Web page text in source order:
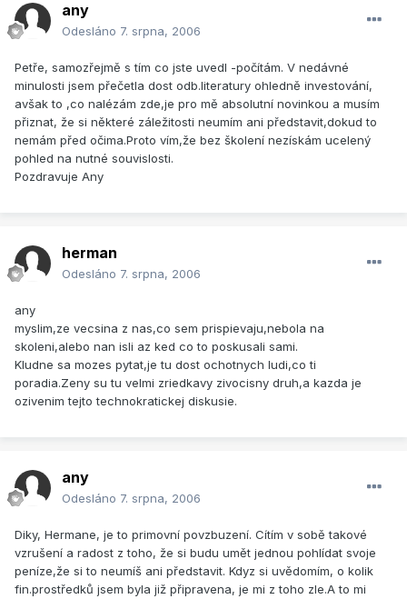
any
Odesláno 7. srpna, 2006
Petře, samozřejmě s tím co jste uvedl -počítám. V nedávné
minulosti jsem přečetla dost odb.literatury ohledně investování,
avšak to ,co nalézám zde,je pro mě absolutní novinkou a musím
přiznat, že si některé záležitosti neumím ani představit,dokud to
nemám před očima.Proto vím,že bez školení nezískám ucelený
pohled na nutné souvislosti.
Pozdravuje Any
herman
Odesláno 7. srpna, 2006
any
myslim,ze vecsina z nas,co sem prispievaju,nebola na
skoleni,alebo nan isli az ked co to poskusali sami.
Kludne sa mozes pytat,je tu dost ochotnych ludi,co ti
poradia.Zeny su tu velmi zriedkavy zivocisny druh,a kazda je
ozivenim tejto technokratickej diskusie.
any
Odesláno 7. srpna, 2006
Diky, Hermane, je to primovní povzbuzení. Cítím v sobě takové
vzrušení a radost z toho, že si budu umět jednou pohlídat svoje
peníze,že si to neumíš ani představit. Kdyz si uvědomím, o kolik
fin.prostředků jsem byla již připravena, je mi z toho zle.A to mi